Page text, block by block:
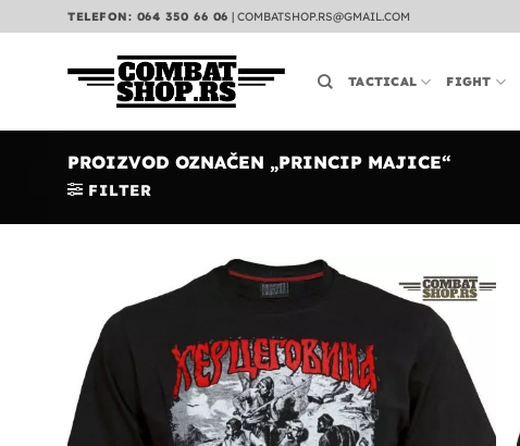
na
TELEFON: 064 350 66 06 | COMBATSHOP.RS@GMAIL.COM
TACTICAL FIGHT
PROIZVOD OZNAČEN „PRINCIP MAJICE“
FILTER